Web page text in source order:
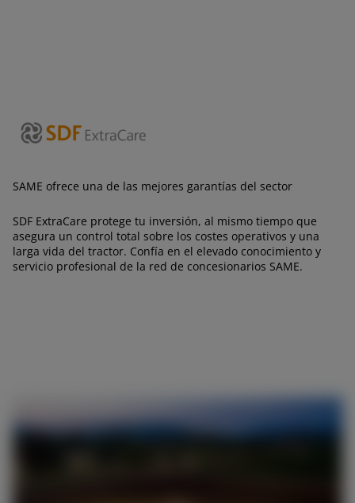
Latina (Español)
and Middle-East (English)
et Moyen Orient (Français)
SAME ofrece una de las mejores garantías del sector
SDF ExtraCare protege tu inversión, al mismo tiempo que
asegura un control total sobre los costes operativos y una
larga vida del tractor. Confía en el elevado conocimiento y
servicio profesional de la red de concesionarios SAME.